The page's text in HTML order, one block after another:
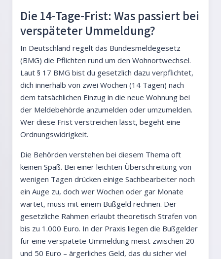
Die 14-Tage-Frist: Was passiert bei
verspäteter Ummeldung?
In Deutschland regelt das Bundesmeldegesetz
(BMG) die Pflichten rund um den Wohnortwechsel.
Laut § 17 BMG bist du gesetzlich dazu verpflichtet,
dich innerhalb von zwei Wochen (14 Tagen) nach
dem tatsächlichen Einzug in die neue Wohnung bei
der Meldebehörde anzumelden oder umzumelden.
Wer diese Frist verstreichen lässt, begeht eine
Ordnungswidrigkeit.
Die Behörden verstehen bei diesem Thema oft
keinen Spaß. Bei einer leichten Überschreitung von
wenigen Tagen drücken einige Sachbearbeiter noch
ein Auge zu, doch wer Wochen oder gar Monate
wartet, muss mit einem Bußgeld rechnen. Der
gesetzliche Rahmen erlaubt theoretisch Strafen von
bis zu 1.000 Euro. In der Praxis liegen die Bußgelder
für eine verspätete Ummeldung meist zwischen 20
und 50 Euro – ärgerliches Geld, das du sicher viel